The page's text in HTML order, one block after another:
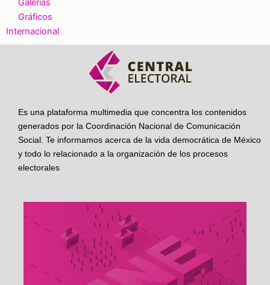
Galerías
Gráficos
Internacional
Es una plataforma multimedia que concentra los contenidos
generados por la Coordinación Nacional de Comunicación
Social. Te informamos acerca de la vida democrática de México
y todo lo relacionado a la organización de los procesos
electorales